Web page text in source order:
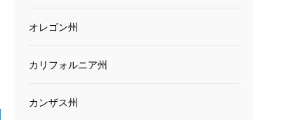
オレゴン州
カリフォルニア州
カンザス州